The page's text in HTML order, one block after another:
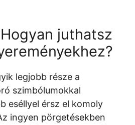
juthatsz
legjobb része a
szimbólumokkal
eséllyel érsz el komoly
ingyen pörgetésekben